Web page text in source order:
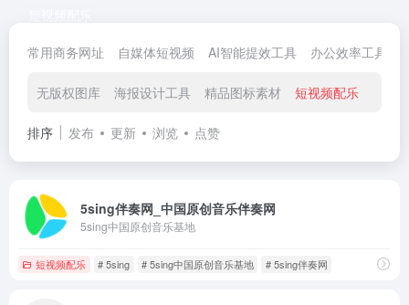
常用商务网址 自媒体短视频 AI智能提效工具 办公效率工具
无版权图库 海报设计工具 精品图标素材 短视频配乐
排序 发布 更新 浏览 点赞
5sing伴奏网_中国原创音乐伴奏网
5sing中国原创音乐基地
短视频配乐 # 5sing # 5sing中国原创音乐基地 # 5sing伴奏网